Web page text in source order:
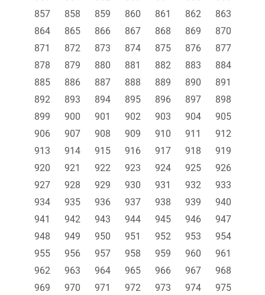
857
858 859 860 861 862
863
864
865 866 867 868 869
870
871
872 873 874 875 876
877
878
879 880 881 882 883
884
885
886 887 888 889 890
891
892
893 894 895 896 897
898
899
900 901 902 903 904
905
906
907 908 909 910 911
912
913
914 915 916 917 918
919
920
921 922 923 924 925
926
927
928 929 930 931 932
933
934
935 936 937 938 939
940
941
942 943 944 945 946
947
948
949 950 951 952 953
954
955
956 957 958 959 960
961
962
963 964 965 966 967
968
969
970 971 972 973 974
975